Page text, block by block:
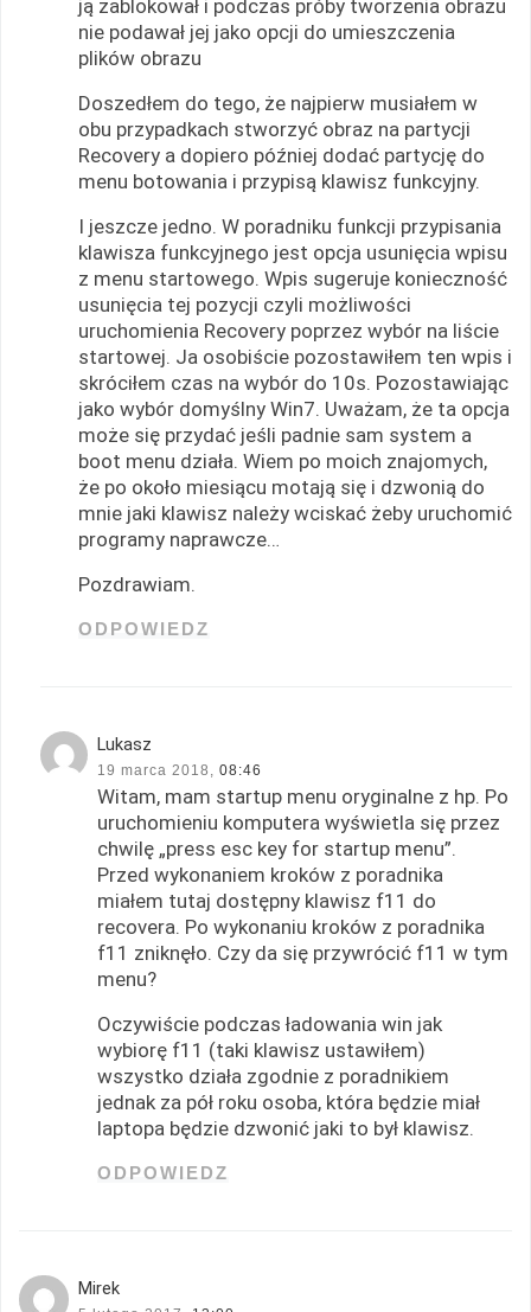
ją zablokował i podczas próby tworzenia obrazu
nie podawał jej jako opcji do umieszczenia
plików obrazu
Doszedłem do tego, że najpierw musiałem w
obu przypadkach stworzyć obraz na partycji
Recovery a dopiero później dodać partycję do
menu botowania i przypisą klawisz funkcyjny.
I jeszcze jedno. W poradniku funkcji przypisania
klawisza funkcyjnego jest opcja usunięcia wpisu
z menu startowego. Wpis sugeruje konieczność
usunięcia tej pozycji czyli możliwości
uruchomienia Recovery poprzez wybór na liście
startowej. Ja osobiście pozostawiłem ten wpis i
skróciłem czas na wybór do 10s. Pozostawiając
jako wybór domyślny Win7. Uważam, że ta opcja
może się przydać jeśli padnie sam system a
boot menu działa. Wiem po moich znajomych,
że po około miesiącu motają się i dzwonią do
mnie jaki klawisz należy wciskać żeby uruchomić
programy naprawcze…
Pozdrawiam.
ODPOWIEDZ
Lukasz
19 marca 2018, 08:46
Witam, mam startup menu oryginalne z hp. Po
uruchomieniu komputera wyświetla się przez
chwilę „press esc key for startup menu”.
Przed wykonaniem kroków z poradnika
miałem tutaj dostępny klawisz f11 do
recovera. Po wykonaniu kroków z poradnika
f11 zniknęło. Czy da się przywrócić f11 w tym
menu?
Oczywiście podczas ładowania win jak
wybiorę f11 (taki klawisz ustawiłem)
wszystko działa zgodnie z poradnikiem
jednak za pół roku osoba, która będzie miał
laptopa będzie dzwonić jaki to był klawisz.
ODPOWIEDZ
Mirek